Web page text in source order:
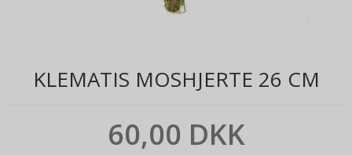
KLEMATIS MOSHJERTE 26 CM
60,00 DKK